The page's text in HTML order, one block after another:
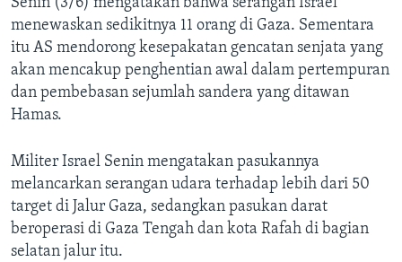
Senin (3/6) mengatakan bahwa serangan Israel
menewaskan sedikitnya 11 orang di Gaza. Sementara
itu AS mendorong kesepakatan gencatan senjata yang
akan mencakup penghentian awal dalam pertempuran
dan pembebasan sejumlah sandera yang ditawan
Hamas.
Militer Israel Senin mengatakan pasukannya
melancarkan serangan udara terhadap lebih dari 50
target di Jalur Gaza, sedangkan pasukan darat
beroperasi di Gaza Tengah dan kota Rafah di bagian
selatan jalur itu.